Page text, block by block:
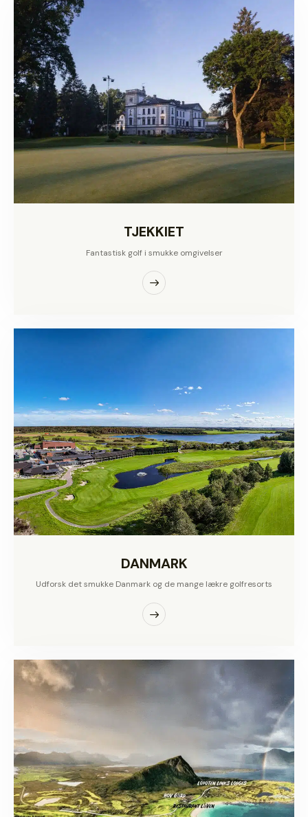
TJEKKIET
Fantastisk golf i smukke omgivelser
DANMARK
Udforsk det smukke Danmark og de mange lækre golfresorts